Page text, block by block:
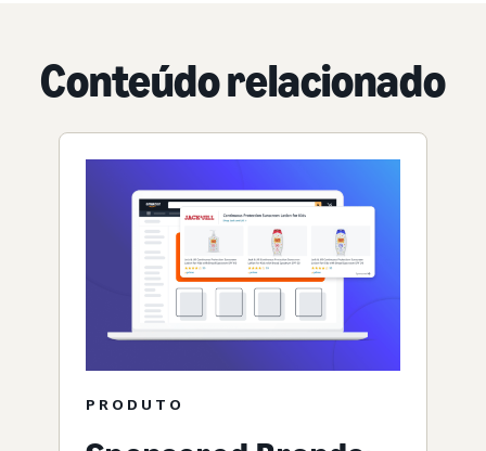
Conteúdo relacionado
PRODUTO